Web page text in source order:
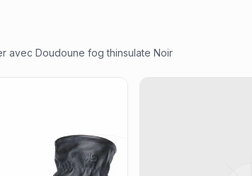
avec Doudoune fog thinsulate Noir